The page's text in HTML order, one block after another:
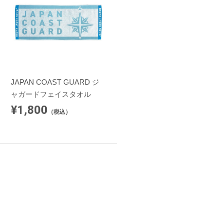
JAPAN COAST GUARD ジ
ャガードフェイスタオル
¥1,800 （税込）